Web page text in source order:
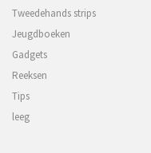
Tweedehands strips
Jeugdboeken
Gadgets
Reeksen
Tips
leeg